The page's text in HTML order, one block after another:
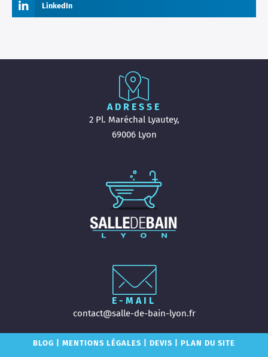
LinkedIn
ADRESSE
2 Pl. Maréchal Lyautey,
69006 Lyon
E-MAIL
contact@salle-de-bain-lyon.fr
BLOG MENTIONS LÉGALES DEVIS PLAN DU SITE